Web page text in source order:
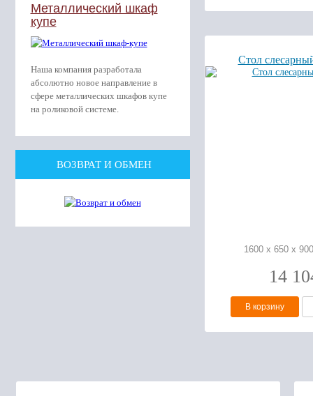
Металлический шкаф
купе
Наша компания разработала
абсолютно новое направление в
сфере металлических шкафов купе
на роликовой системе.
ВОЗВРАТ И ОБМЕН
Стол
1600 х 650 х
14
В корзину